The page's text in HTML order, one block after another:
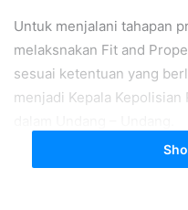
Untuk menjalani tahapan
melaksnakan Fit and
sesuai ketentuan yang
menjadi Kepala
Beberapa tokoh agama